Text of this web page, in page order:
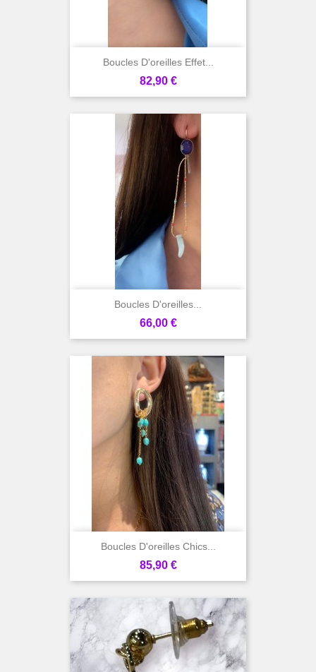
Boucles D'oreilles Effet...
Prix
82,90 €
Boucles D'oreilles...
Prix
66,00 €
Boucles D'oreilles Chics...
Prix
85,90 €